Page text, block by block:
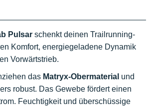
Pulsar schenkt deinen Trailrunning-
Komfort, energiegeladene Dynamik
Vorwärtstrieb.
das Matryx-Obermaterial und
robust. Das Gewebe fördert einen
Feuchtigkeit und überschüssige